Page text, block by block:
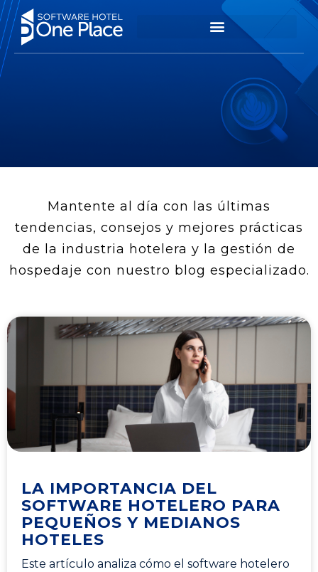
Mantente al día con las últimas
tendencias, consejos y mejores prácticas
de la industria hotelera y la gestión de
hospedaje con nuestro blog especializado.
LA IMPORTANCIA DEL
SOFTWARE HOTELERO PARA
PEQUEÑOS Y MEDIANOS
HOTELES
Este artículo analiza cómo el software hotelero